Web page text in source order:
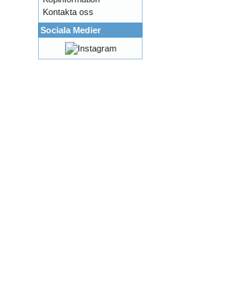
Kontakta oss
Sociala Medier